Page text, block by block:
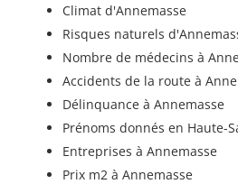
Climat d'Annemasse
Risques naturels
Nombre de médecins à
Accidents de la route à
Délinquance à Annemasse
Prénoms donnés en Haute-
Entreprises à Annemasse
Prix m2 à Annemasse